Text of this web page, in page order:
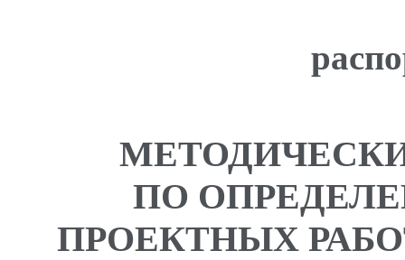
ПО
ПРОЕКТНЫХ